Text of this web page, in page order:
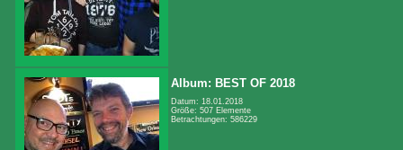
Album: BEST OF 2018
Datum: 18.01.2018
Größe: 507 Elemente
Betrachtungen: 586229